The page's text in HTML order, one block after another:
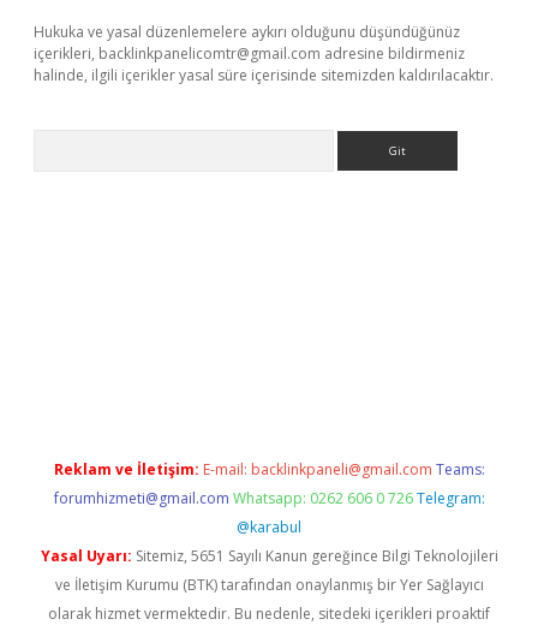
Hukuka ve yasal düzenlemelere aykırı olduğunu düşündüğünüz
içerikleri, backlinkpanelicomtr@gmail.com adresine bildirmeniz
halinde, ilgili içerikler yasal süre içerisinde sitemizden kaldırılacaktır.
Reklam ve İletişim: E-mail: backlinkpaneli@gmail.com Teams:
forumhizmeti@gmail.com Whatsapp: 0262 606 0 726 Telegram:
@karabul
Yasal Uyarı: Sitemiz, 5651 Sayılı Kanun gereğince Bilgi Teknolojileri
ve İletişim Kurumu (BTK) tarafından onaylanmış bir Yer Sağlayıcı
olarak hizmet vermektedir. Bu nedenle, sitedeki içerikleri proaktif